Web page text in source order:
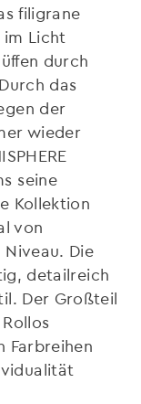
filigrane
Licht
durch
das
der
wieder
seine
Kollektion
von
Niveau. Die
detailreich
Der Großteil
Farbreihen